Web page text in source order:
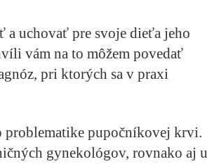
a uchovať pre svoje dieťa jeho
vám na to môžem povedať
pri ktorých sa v praxi
problematike pupočníkovej krvi.
gynekológov, rovnako aj u